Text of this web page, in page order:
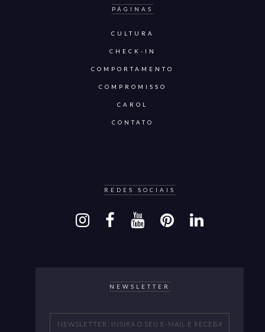
PÁGINAS
CULTURA
CHECK-IN
COMPORTAMENTO
COMPROMISSO
CAROL
CONTATO
REDES SOCIAIS
NEWSLETTER